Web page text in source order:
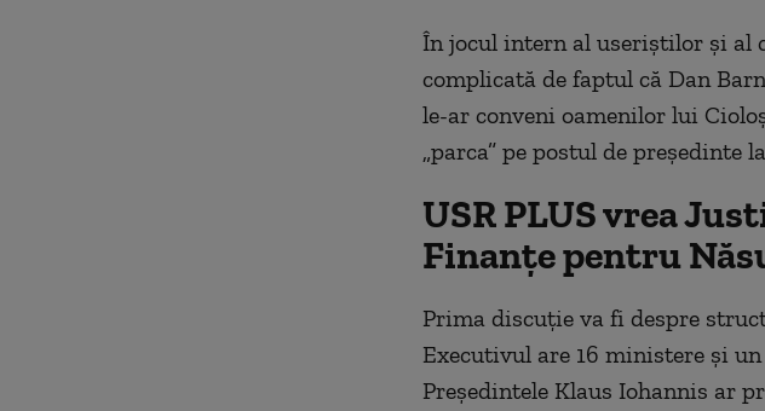
În jocul intern al useriștilor și al
complicată de faptul că Dan
le-ar conveni oamenilor lui
„parca” pe postul de președinte
USR PLUS vrea
Finanțe pentru
Prima discuție va fi despre
Executivul are 16 ministere și
Președintele Klaus Iohannis ar